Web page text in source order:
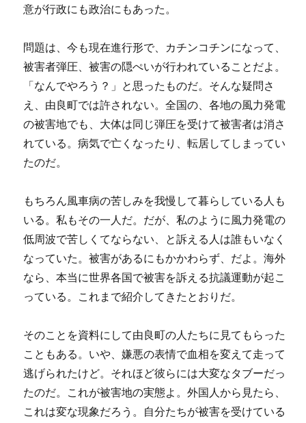
意が行政にも政治にもあった。
問題は、今も現在進行形で、カチンコチンになって、
被害者弾圧、被害の隠ぺいが行われていることだよ。
「なんでやろう？」と思ったものだ。そんな疑問さ
え、由良町では許されない。全国の、各地の風力発電
の被害地でも、大体は同じ弾圧を受けて被害者は消さ
れている。病気で亡くなったり、転居してしまってい
たのだ。
もちろん風車病の苦しみを我慢して暮らしている人も
いる。私もその一人だ。だが、私のように風力発電の
低周波で苦しくてならない、と訴える人は誰もいなく
なっていた。被害があるにもかかわらず、だよ。海外
なら、本当に世界各国で被害を訴える抗議運動が起こ
っている。これまで紹介してきたとおりだ。
そのことを資料にして由良町の人たちに見てもらった
こともある。いや、嫌悪の表情で血相を変えて走って
逃げられたけど。それほど彼らには大変なタブーだっ
たのだ。これが被害地の実態よ。外国人から見たら、
これは変な現象だろう。自分たちが被害を受けている